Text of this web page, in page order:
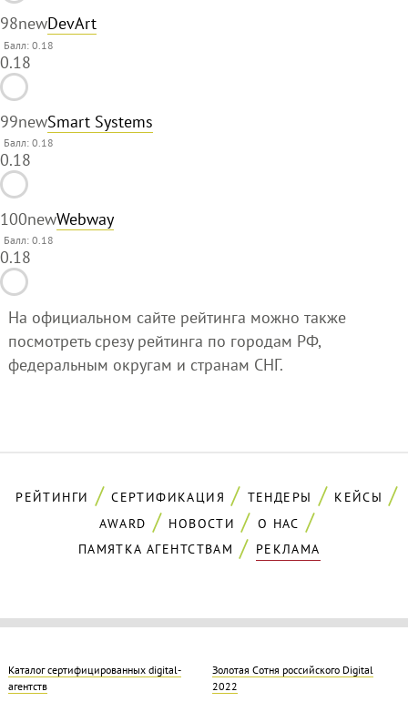
98newDevArt
Балл: 0.18
0.18
99newSmart Systems
Балл: 0.18
0.18
100newWebway
Балл: 0.18
0.18
На официальном сайте рейтинга можно также
посмотреть срезу рейтинга по городам РФ,
федеральным округам и странам СНГ.
РЕЙТИНГИ СЕРТИФИКАЦИЯ ТЕНДЕРЫ
КЕЙСЫ
AWARD
НОВОСТИ
О НАС
ПАМЯТКА АГЕНТСТВАМ
РЕКЛАМА
Каталог сертифицированных digital-
агентств
Золотая Cотня российского Digital
2022